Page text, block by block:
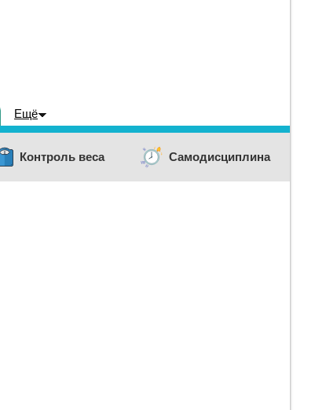
Ещё
Контроль веса Самодисциплина